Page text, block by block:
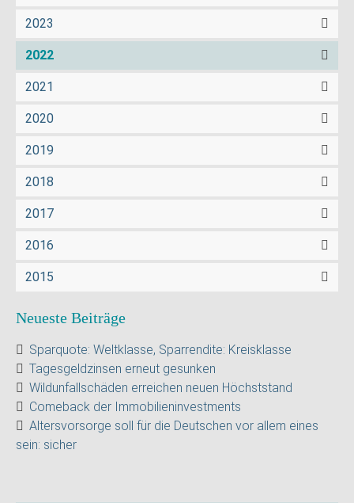
2023
2022
2021
2020
2019
2018
2017
2016
2015
Neueste Beiträge
Sparquote: Weltklasse, Sparrendite: Kreisklasse
Tagesgeldzinsen erneut gesunken
Wildunfallschäden erreichen neuen Höchststand
Comeback der Immobilieninvestments
Altersvorsorge soll für die Deutschen vor allem eines
sein: sicher